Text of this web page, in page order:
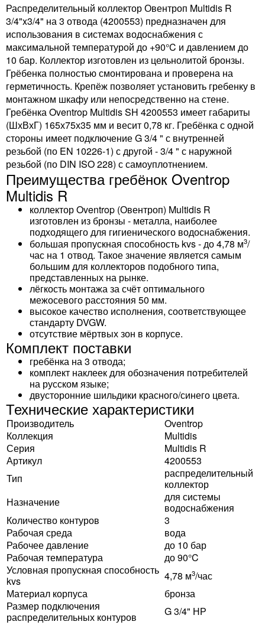
Распределительный коллектор Овентроп Multidis R
3/4"x3/4" на 3 отвода (4200553) предназначен для
использования в системах водоснабжения с
максимальной температурой до +90°C и давлением до
10 бар. Коллектор изготовлен из цельнолитой бронзы.
Грёбенка полностью смонтирована и проверена на
герметичность. Крепёж позволяет установить гребенку в
монтажном шкафу или непосредственно на стене.
Гребёнка Oventrop Multidis SH 4200553 имеет габариты
(ШхВхГ) 165х75х35 мм и весит 0,78 кг. Гребёнка с одной
стороны имеет подключение G 3/4 " с внутренней
резьбой (по EN 10226-1) с другой - 3/4 " с наружной
резьбой (по DIN ISO 228) с самоуплотнением.
Преимущества гребёнок Oventrop
Multidis R
коллектор Oventrop (Овентроп) Multidis R
изготовлен из бронзы - металла, наиболее
подходящего для гигиенического водоснабжения.
большая пропускная способность kvs - до 4,78 м3/
час на 1 отвод. Такое значение является самым
большим для коллекторов подобного типа,
представленных на рынке.
лёгкость монтажа за счёт оптимального
межосевого расстояния 50 мм.
высокое качество исполнения, соответствующее
стандарту DVGW.
отсутствие мёртвых зон в корпусе.
Комплект поставки
гребёнка на 3 отвода;
комплект наклеек для обозначения потребителей
на русском языке;
двусторонние шильдики красного/синего цвета.
Технические характеристики
Производитель
Oventrop
Коллекция
Multidis
Серия
Multidis R
Артикул
4200553
Тип
распределительный
коллектор
Назначение
для системы
водоснабжения
Количество контуров
3
Рабочая среда
вода
Рабочее давление
до 10 бар
Рабочая температура
до 90°C
Условная пропускная способность
kvs
4,78 м3/час
Материал корпуса
бронза
Размер подключения
распределительных контуров
G 3/4" НР